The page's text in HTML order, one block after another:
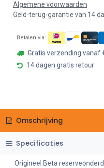
Algemene voorwaarden
Geld-terug-garantie van 14
Betalen via:
Gratis verzending vanaf
14 dagen gratis retour
Omschrijving
Specificaties
Origineel Beta